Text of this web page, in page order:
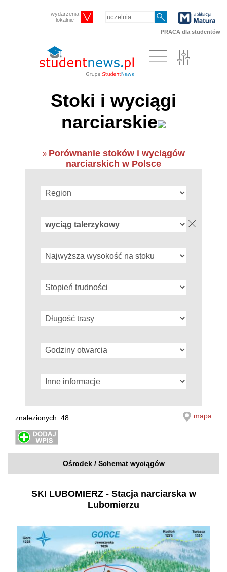
wydarzenia
lokalnie
PRACA dla studentów
Stoki i wyciągi
narciarskie
» Porównanie stoków i wyciągów
narciarskich w Polsce
znalezionych: 48 mapa
Ośrodek / Schemat wyciągów
SKI LUBOMIERZ - Stacja narciarska w
Lubomierzu